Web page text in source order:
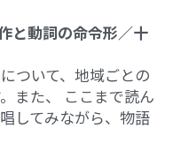
と動詞の命令形／十
ついて、地域ごとの
また、 ここまで読ん
してみながら、物語